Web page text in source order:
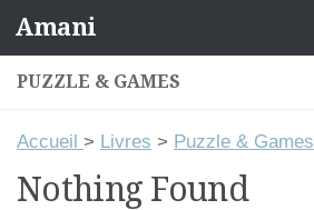
Skip to content
Amani
PUZZLE & GAMES
Accueil > Livres > Puzzle & Games
Nothing Found